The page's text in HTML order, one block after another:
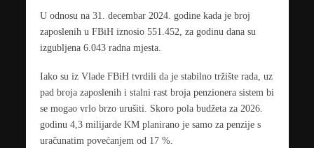
U odnosu na 31. decembar 2024. godine kada je broj
zaposlenih u FBiH iznosio 551.452, za godinu dana su
izgubljena 6.043 radna mjesta.
Iako su iz Vlade FBiH tvrdili da je stabilno tržište rada, uz
pad broja zaposlenih i stalni rast broja penzionera sistem bi
se mogao vrlo brzo urušiti. Skoro pola budžeta za 2026.
godinu 4,3 milijarde KM planirano je samo za penzije s
uračunatim povećanjem od 17 %.